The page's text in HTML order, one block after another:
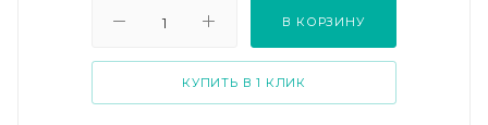
В КОРЗИНУ
КУПИТЬ В 1 КЛИК